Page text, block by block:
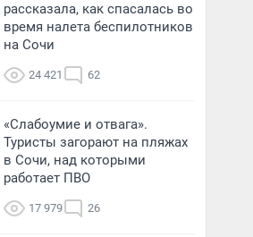
рассказала, как спасалась во
время налета беспилотников
на Сочи
24 421 62
«Слабоумие и отвага».
Туристы загорают на пляжах
в Сочи, над которыми
работает ПВО
17 979 26